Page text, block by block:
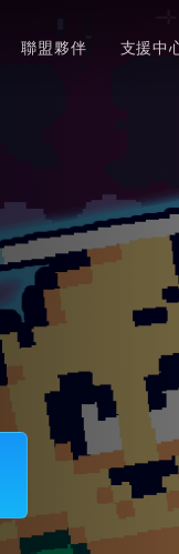
聯盟夥伴 支援中